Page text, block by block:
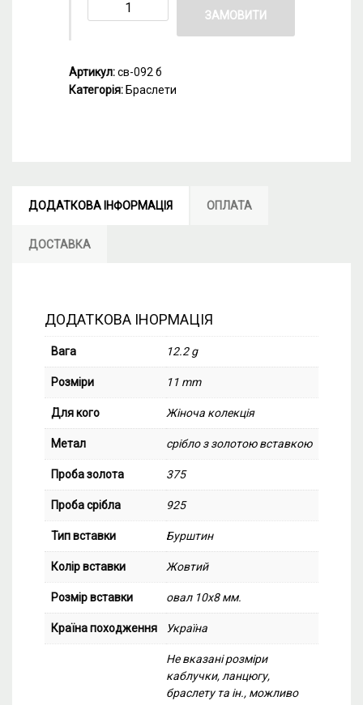
ЗАМОВИТИ
Артикул:св-092 б
Категорія: Браслети
ДОДАТКОВА ІНФОРМАЦІЯ ОПЛАТА
ДОСТАВКА
ДОДАТКОВА ІНОРМАЦІЯ
Вага 12.2 g
Розміри 11 mm
Для кого Жіноча колекція
Метал срібло з золотою вставкою
Проба золота 375
Проба срібла 925
Тип вставки Бурштин
Колір вставки Жовтий
Розмір вставки овал 10х8 мм.
Країна походження Україна
Не вказані розміри
каблучки, ланцюгу,
браслету та ін., можливо